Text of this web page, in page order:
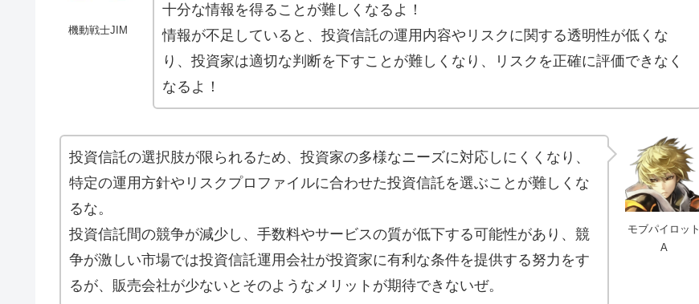
機動戦士JIM
十分な情報を得ることが難しくなるよ！
情報が不足していると、投資信託の運用内容やリスクに関する透明性が低くな
り、投資家は適切な判断を下すことが難しくなり、リスクを正確に評価できなく
なるよ！
モブパイロット
A
投資信託の選択肢が限られるため、投資家の多様なニーズに対応しにくくなり、
特定の運用方針やリスクプロファイルに合わせた投資信託を選ぶことが難しくな
るな。
投資信託間の競争が減少し、手数料やサービスの質が低下する可能性があり、競
争が激しい市場では投資信託運用会社が投資家に有利な条件を提供する努力をす
るが、販売会社が少ないとそのようなメリットが期待できないぜ。